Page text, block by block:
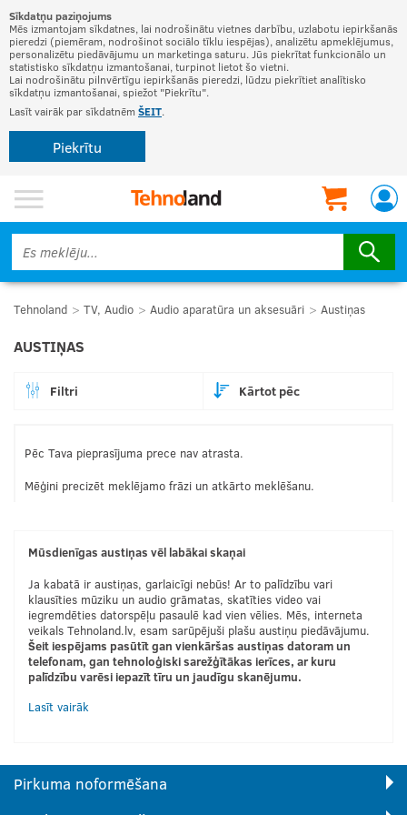
Sīkdatņu paziņojums
Mēs izmantojam sīkdatnes, lai nodrošinātu vietnes darbību, uzlabotu iepirkšanās
pieredzi (piemēram, nodrošinot sociālo tīklu iespējas), analizētu apmeklējumus,
personalizētu piedāvājumu un marketinga saturu. Jūs piekrītat funkcionālo un
statistisko sīkdatņu izmantošanai, turpinot lietot šo vietni.
Lai nodrošinātu pilnvērtīgu iepirkšanās pieredzi, lūdzu piekrītiet analītisko
sīkdatņu izmantošanai, spiežot "Piekrītu".
Lasīt vairāk par sīkdatnēm ŠEIT.
Piekrītu
Tehnoland TV, Audio Audio aparatūra un aksesuāri Austiņas
AUSTIŅAS
Filtri Kārtot pēc
Pēc Tava pieprasījuma prece nav atrasta.
Mēģini precizēt meklējamo frāzi un atkārto meklēšanu.
Mūsdienīgas austiņas vēl labākai skaņai
Ja kabatā ir austiņas, garlaicīgi nebūs! Ar to palīdzību vari
klausīties mūziku un audio grāmatas, skatīties video vai
iegremdēties datorspēļu pasaulē kad vien vēlies. Mēs, interneta
veikals Tehnoland.lv, esam sarūpējuši plašu austiņu piedāvājumu.
Šeit iespējams pasūtīt gan vienkāršas austiņas datoram un
telefonam, gan tehnoloģiski sarežģītākas ierīces, ar kuru
palīdzību varēsi iepazīt tīru un jaudīgu skanējumu.
Lasīt vairāk
Pirkuma noformēšana